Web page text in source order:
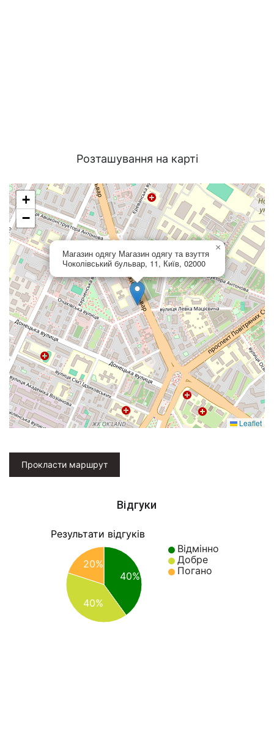
Розташування на карті
Магазин одягу Магазин одягу та взуття
Чоколівський бульвар, 11, Київ, 02000
×
+
−
Leaflet
Прокласти маршрут
Відгуки
Результати відгуків
Відмінно
Добре
Погано
40%
20%
40%